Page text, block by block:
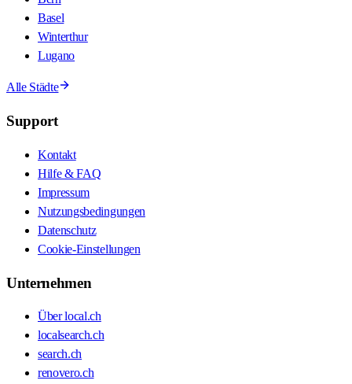
Basel
Winterthur
Lugano
Alle Städte
Support
Kontakt
Hilfe & FAQ
Impressum
Nutzungsbedingungen
Datenschutz
Cookie-Einstellungen
Unternehmen
Über local.ch
localsearch.ch
search.ch
renovero.ch